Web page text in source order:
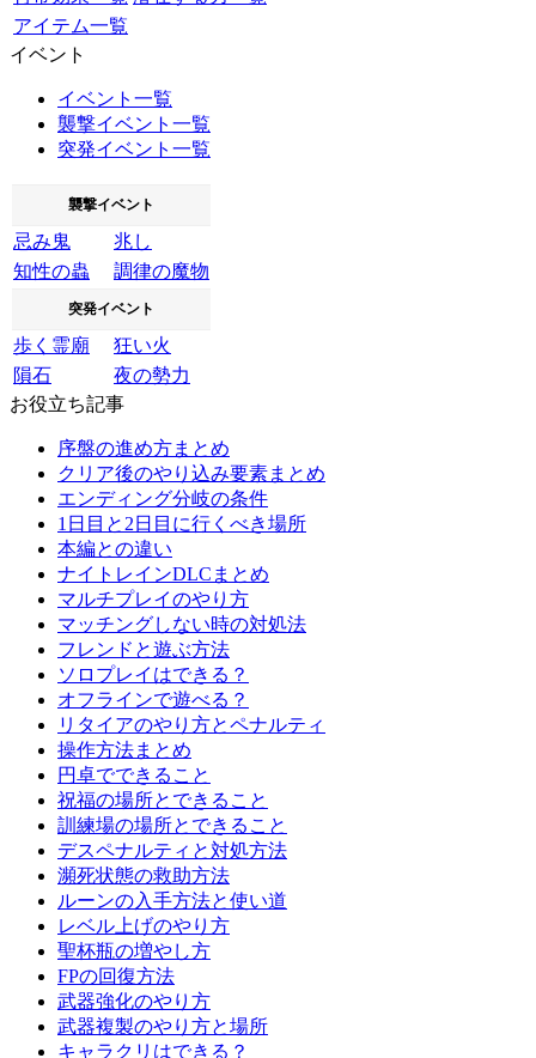
アイテム一覧
イベント
イベント一覧
襲撃イベント一覧
突発イベント一覧
襲撃イベント
忌み鬼
兆し
知性の蟲
調律の魔物
突発イベント
歩く霊廟
狂い火
隕石
夜の勢力
お役立ち記事
序盤の進め方まとめ
クリア後のやり込み要素まとめ
エンディング分岐の条件
1日目と2日目に行くべき場所
本編との違い
ナイトレインDLCまとめ
マルチプレイのやり方
マッチングしない時の対処法
フレンドと遊ぶ方法
ソロプレイはできる？
オフラインで遊べる？
リタイアのやり方とペナルティ
操作方法まとめ
円卓でできること
祝福の場所とできること
訓練場の場所とできること
デスペナルティと対処方法
瀕死状態の救助方法
ルーンの入手方法と使い道
レベル上げのやり方
聖杯瓶の増やし方
FPの回復方法
武器強化のやり方
武器複製のやり方と場所
キャラクリはできる？